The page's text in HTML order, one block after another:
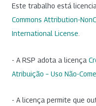
Este trabalho está
Commons Attribution-
International License
- A RSP adota a licença
Atribuição – Uso Não-
- A licença permite que